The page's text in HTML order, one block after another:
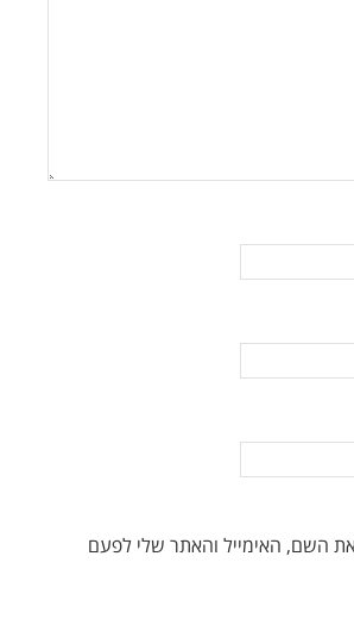
השם, האימייל והאתר שלי לפעם